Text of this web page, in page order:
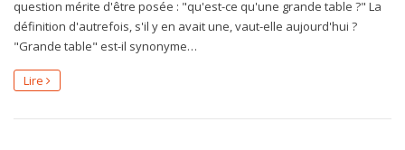
question mérite d'être posée : "qu'est-ce qu'une grande table ?" La
définition d'autrefois, s'il y en avait une, vaut-elle aujourd'hui ?
"Grande table" est-il synonyme…
Lire